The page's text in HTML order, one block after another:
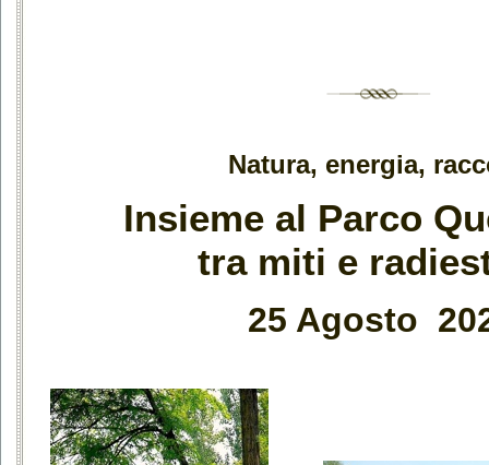
Natura, energia,
Insieme al Parco
tra miti e
25 Agosto